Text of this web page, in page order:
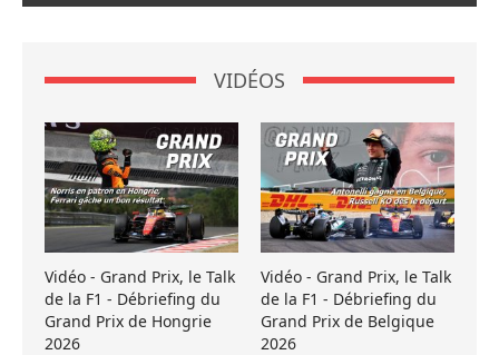
VIDÉOS
Vidéo - Grand Prix, le Talk
de la F1 - Débriefing du
Grand Prix de Hongrie
2026
Vidéo - Grand Prix, le Talk
de la F1 - Débriefing du
Grand Prix de Belgique
2026